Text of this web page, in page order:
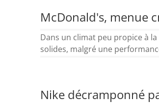
McDonald's, menue
Dans un climat peu propice à
solides, malgré une
Nike décramponné